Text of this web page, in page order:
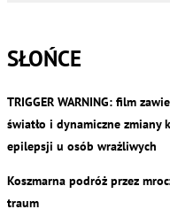
SŁOŃCE
TRIGGER WARNING: film
światło i dynamiczne zmiany
epilepsji u osób wrażliwych
Koszmarna podróż przez
traum